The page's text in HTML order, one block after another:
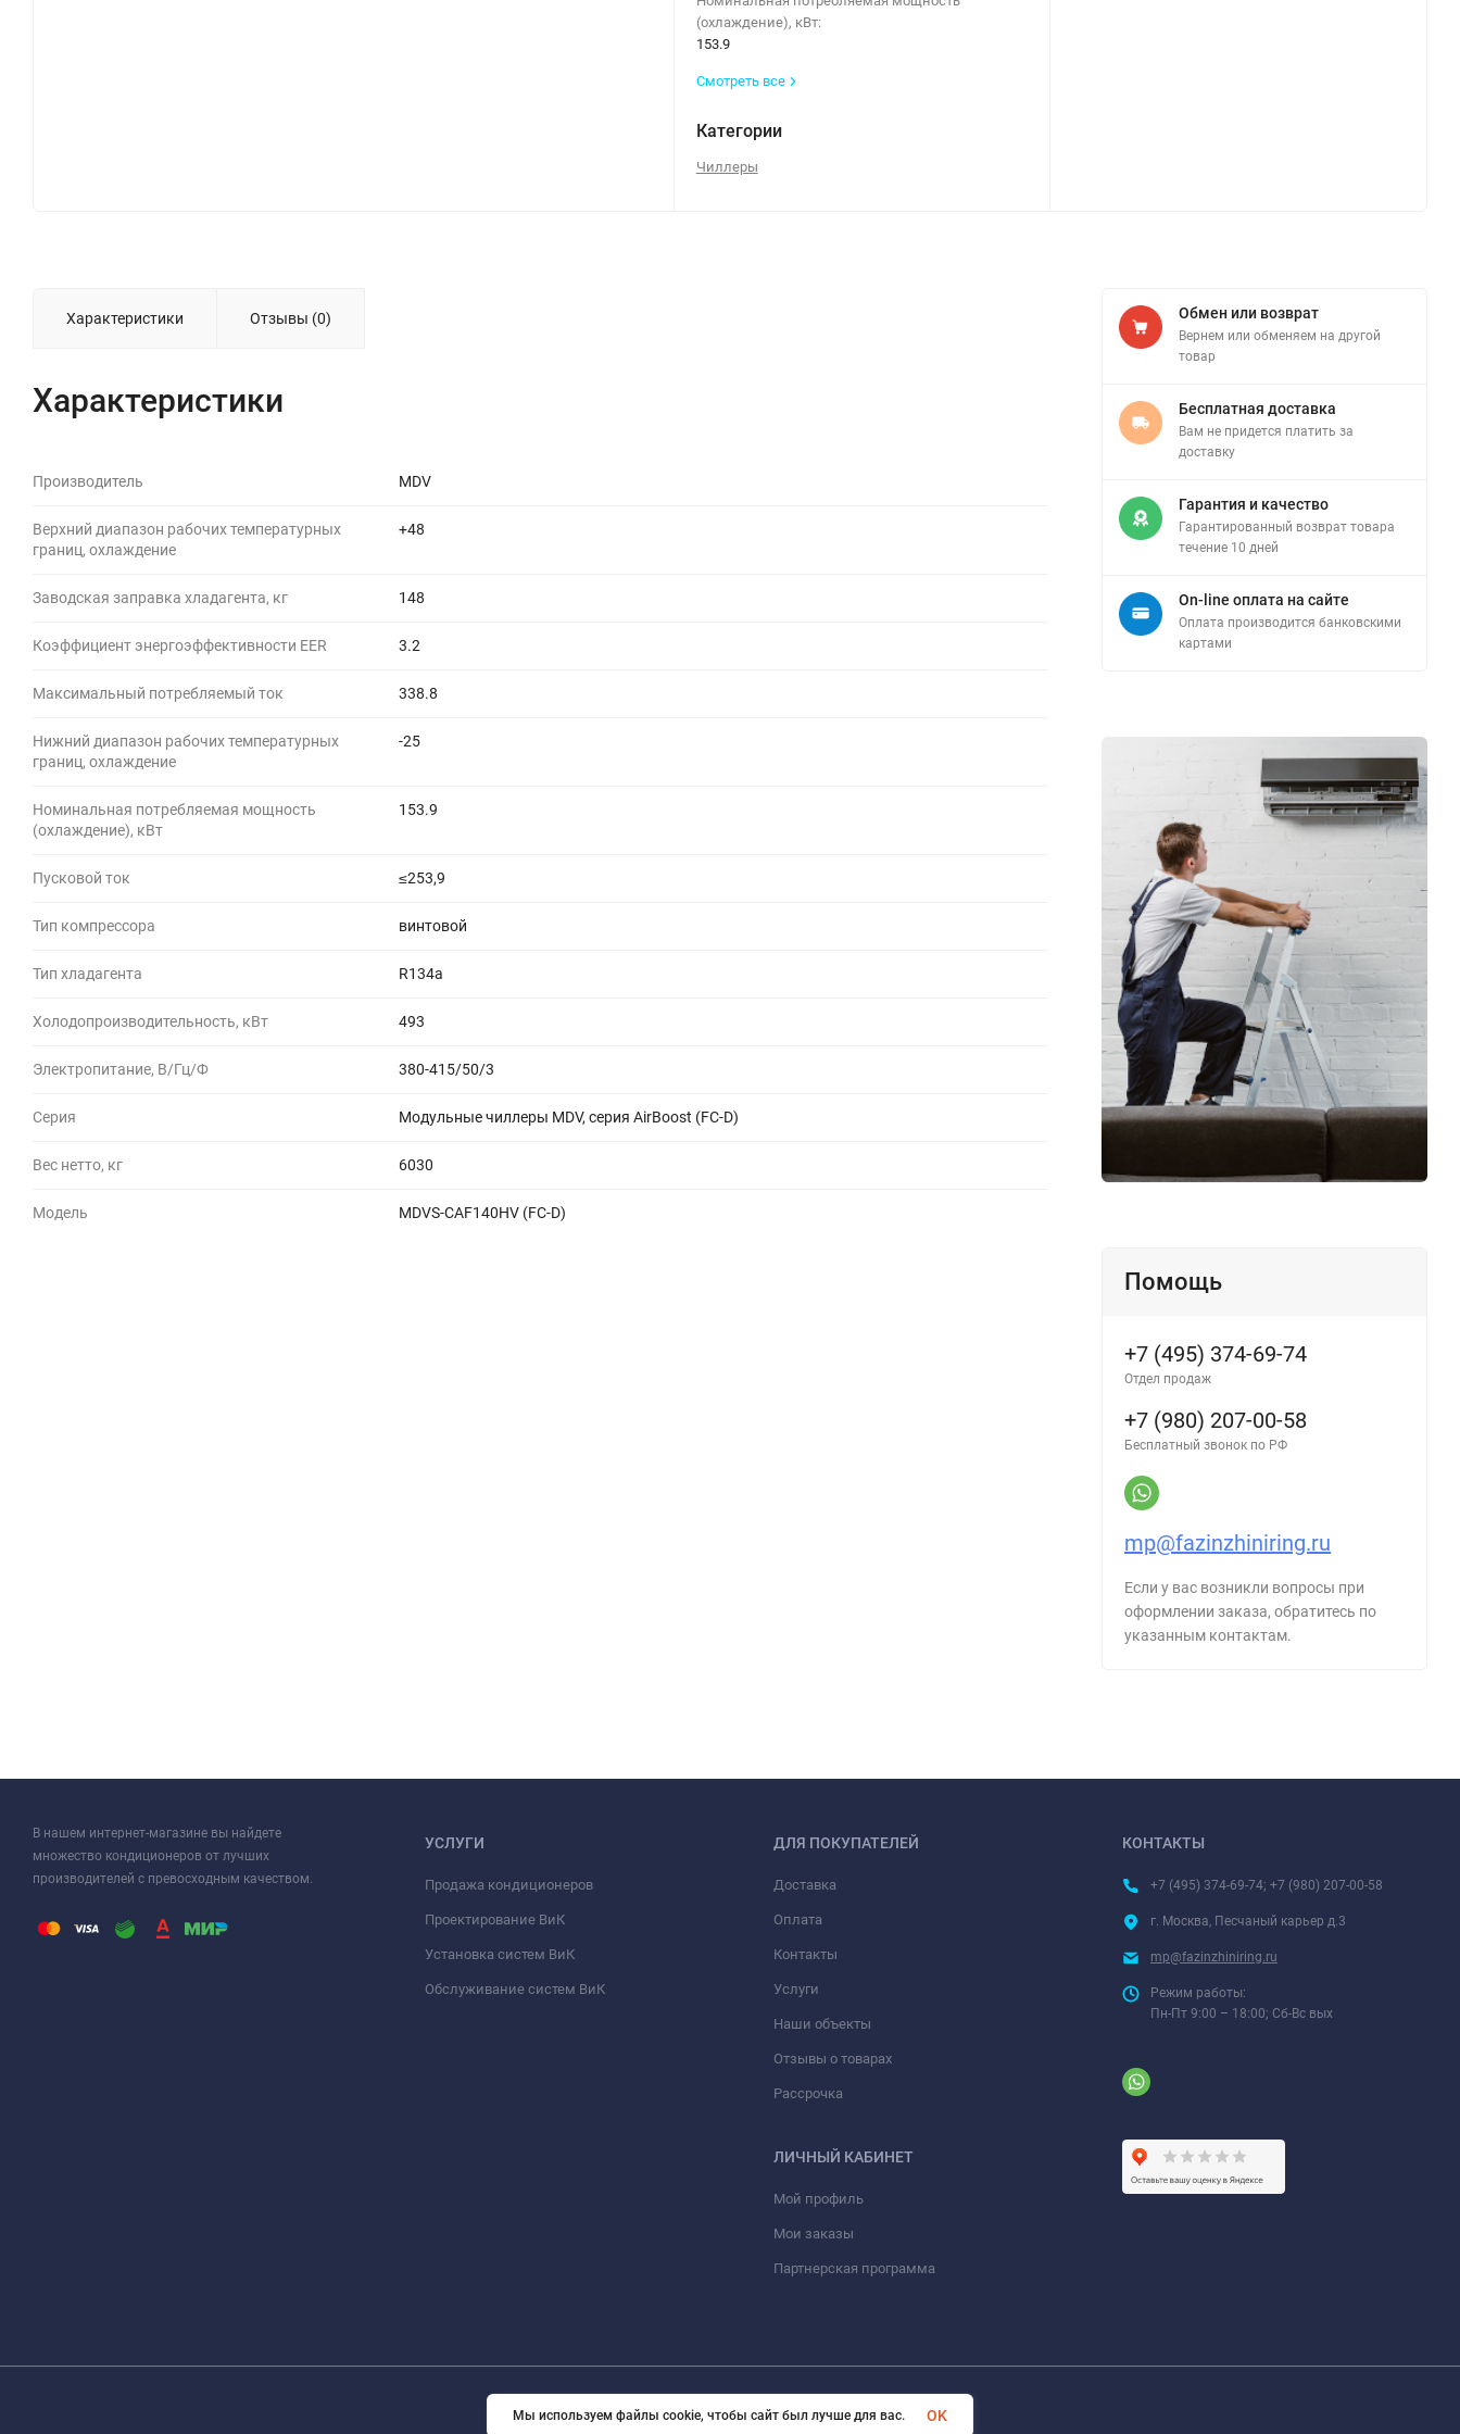
(охлаждение), кВт:
153.9
Смотреть все
Категории
Чиллеры
Характеристики Отзывы (0)
Характеристики
Производитель MDV
Верхний диапазон рабочих температурных
границ, охлаждение
+48
Заводская заправка хладагента, кг 148
Коэффициент энергоэффективности EER 3.2
Максимальный потребляемый ток 338.8
Нижний диапазон рабочих температурных
границ, охлаждение
-25
Номинальная потребляемая мощность
(охлаждение), кВт
153.9
Пусковой ток ≤253,9
Тип компрессора винтовой
Тип хладагента R134a
Холодопроизводительность, кВт 493
Электропитание, В/Гц/Ф 380-415/50/3
Серия Модульные чиллеры MDV, серия AirBoost (FC-D)
Вес нетто, кг 6030
Модель MDVS-CAF140HV (FC-D)
Обмен или возврат
Вернем или обменяем на другой
товар
Бесплатная доставка
Вам не придется платить за
доставку
Гарантия и качество
Гарантированный возврат товара
течение 10 дней
On-line оплата на сайте
Оплата производится банковскими
картами
Помощь
+7 (495) 374-69-74
Отдел продаж
+7 (980) 207-00-58
Бесплатный звонок по РФ
mp@fazinzhiniring.ru
Если у вас возникли вопросы при
оформлении заказа, обратитесь по
указанным контактам.
В нашем интернет-магазине вы найдете
множество кондиционеров от лучших
производителей с превосходным качеством.
УСЛУГИ
Продажа кондиционеров
Проектирование ВиК
Установка систем ВиК
Обслуживание систем ВиК
ДЛЯ ПОКУПАТЕЛЕЙ
Доставка
Оплата
Контакты
Услуги
Наши объекты
Отзывы о товарах
Рассрочка
ЛИЧНЫЙ КАБИНЕТ
Мой профиль
Мои заказы
Партнерская программа
КОНТАКТЫ
+7 (495) 374-69-74; +7 (980) 207-00-58
г. Москва, Песчаный карьер д.3
mp@fazinzhiniring.ru
Режим работы:
Пн-Пт 9:00 – 18:00; Сб-Вс вых
© 2026 ООО «ФАЗИНЖИНИРИНГ». Все права защищены
Мы используем файлы cookie, чтобы сайт был лучше для вас. OK